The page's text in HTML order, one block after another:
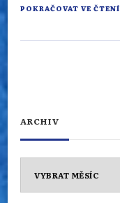
POKRAČOVAT VE ČTENÍ
ARCHIV